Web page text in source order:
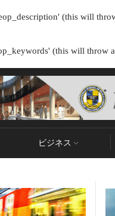
(this will
(this will throw
ビジネス